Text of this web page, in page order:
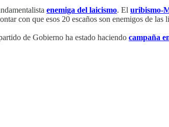
enemiga del laicismo. El uribismo-
con que esos 20 escaños son enemigos de
de Gobierno ha estado haciendo campaña